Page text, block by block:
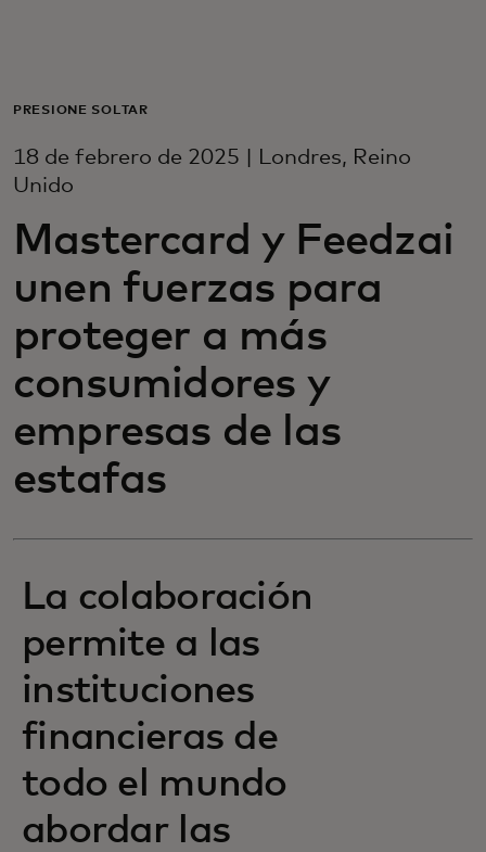
Para empresas
Para el mundo
Para innovadores
Noticias y tendencias
PRESIONE SOLTAR
18 de febrero de 2025 | Londres, Reino
Unido
Mastercard y Feedzai
unen fuerzas para
proteger a más
consumidores y
empresas de las
estafas
La colaboración
permite a las
instituciones
financieras de
todo el mundo
abordar las